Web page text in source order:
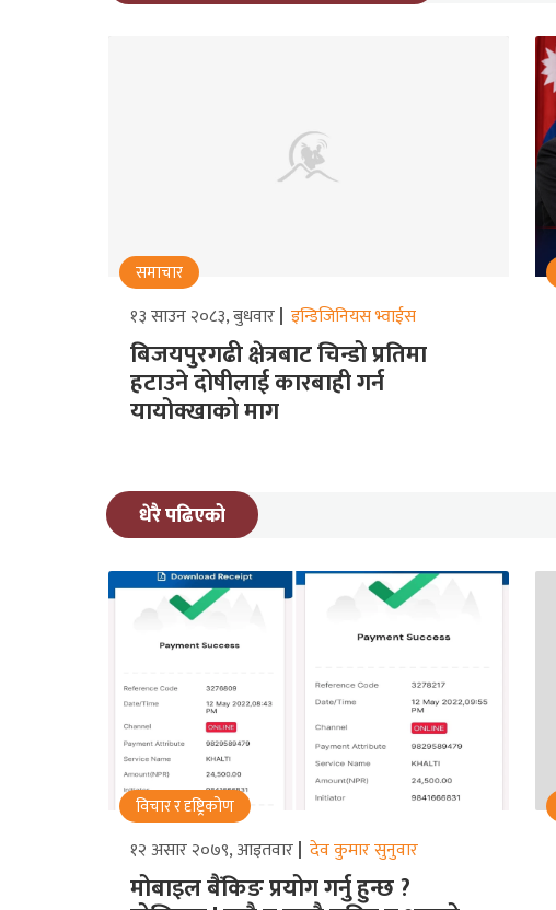
समाचार
१३ साउन २०८३, बुधवार इन्डिजिनियस भ्वाईस
बिजयपुरगढी क्षेत्रबाट चिन्डो प्रतिमा
हटाउने दोषीलाई कारबाही गर्न
यायोक्खाको माग
धेरै पढिएको
विचार र दृष्ट्रिकोण
१२ असार २०७९, आइतवार देव कुमार सुनुवार
मोबाइल बैंकिङ प्रयोग गर्नु हुन्छ ?